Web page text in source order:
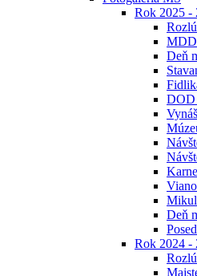
Rok 2025 -
MDD
Deň
DOD
Deň
Rok 2024 -